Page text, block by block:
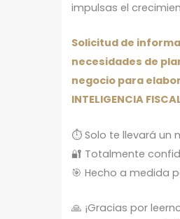
impulsas el
Solicitud de
necesidades de
negocio para
INTELIGENCIA
⏱️ Solo te llevará un
🔐 Totalmente
🎯 Hecho a medida
🙏 ¡Gracias por